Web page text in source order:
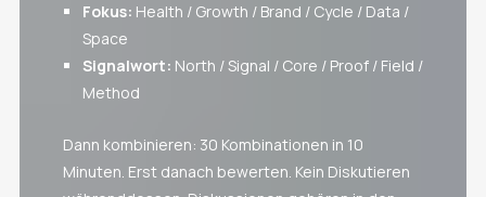
Fokus: Health / Growth / Brand / Cycle / Data /
Space
Signalwort: North / Signal / Core / Proof / Field /
Method
Dann kombinieren: 30 Kombinationen in 10
Minuten. Erst danach bewerten. Kein Diskutieren